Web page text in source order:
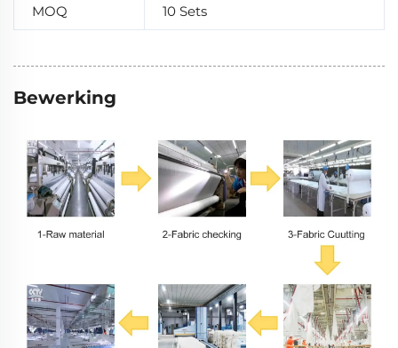
MOQ 10 Sets
Bewerking